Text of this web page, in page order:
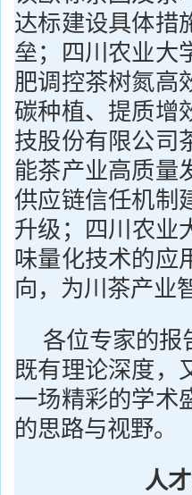
达标建设具体措
垒；四川农业大
肥调控茶树氮高
碳种植、提质增
技股份有限公司
能茶产业高质量
供应链信任机制
升级；四川农业
味量化技术的应
向，为川茶产业
各位专家的报
既有理论深度，
一场精彩的学术
的思路与视野。
人